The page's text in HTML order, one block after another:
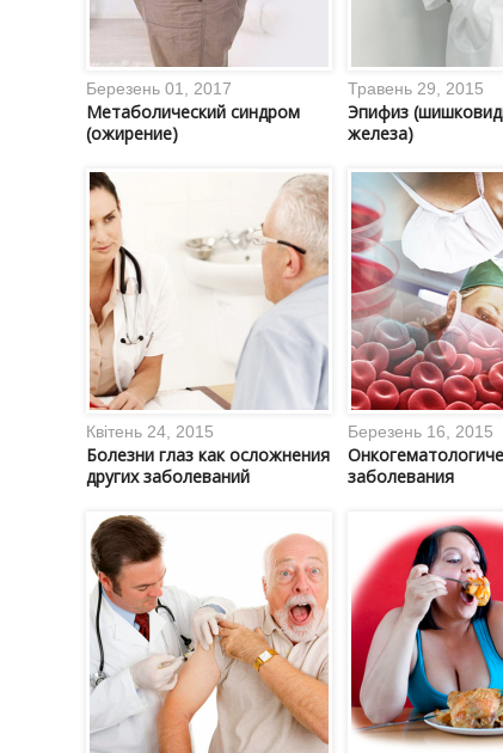
Березень 01, 2017
Метаболический синдром
(ожирение)
Травень 29, 2015
Эпифиз
железа)
Квітень 24, 2015
Болезни глаз как осложнения
других заболеваний
Березень 16, 2015
заболевания